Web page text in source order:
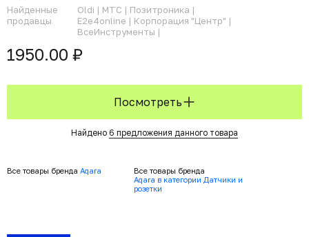
Найденные
продавцы
Oldi | МТС | Позитроника |
E2e4online | Корпорация "Центр" |
ВсеИнструменты |
1950.00 ₽
Посмотреть
Найдено 6 предложения данного товара
Все товары бренда Aqara
Все товары бренда
Aqara в категории Датчики и
розетки